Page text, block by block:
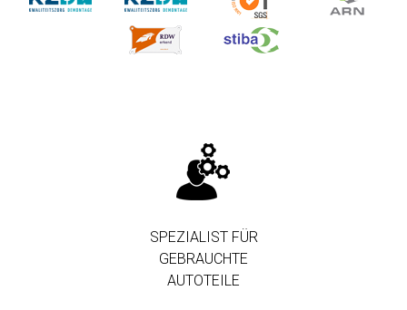
SPEZIALIST FÜR
GEBRAUCHTE
AUTOTEILE